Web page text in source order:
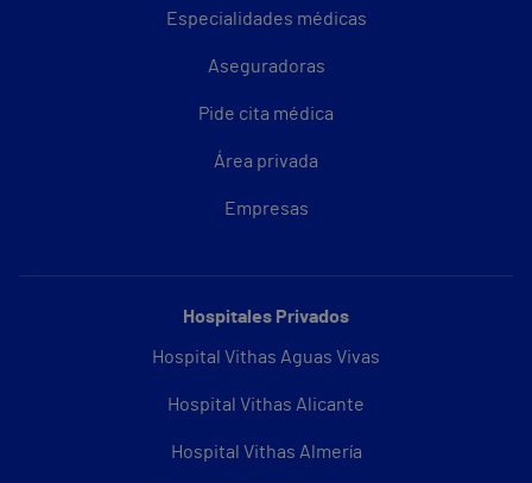
Especialidades médicas
Aseguradoras
Pide cita médica
Área privada
Empresas
Hospitales Privados
Hospital Vithas Aguas Vivas
Hospital Vithas Alicante
Hospital Vithas Almería